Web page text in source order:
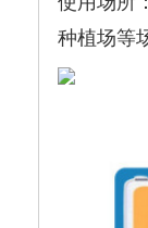
种植场等